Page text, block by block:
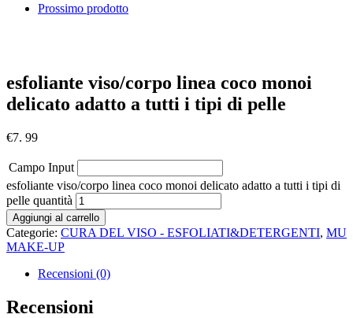
Prossimo prodotto
esfoliante viso/corpo linea coco monoi
delicato adatto a tutti i tipi di pelle
€7. 99
Campo Input
esfoliante viso/corpo linea coco monoi delicato adatto a tutti i tipi di
pelle quantità
Aggiungi al carrello
Categorie: CURA DEL VISO - ESFOLIATI&DETERGENTI, MU
MAKE-UP
Recensioni (0)
Recensioni